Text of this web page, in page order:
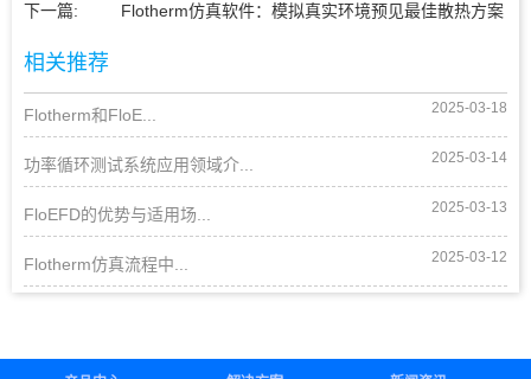
下一篇:
Flotherm仿真软件：模拟真实环境预见最佳散热方案
相关推荐
Flotherm和FloE... 2025-03-18
功率循环测试系统应用领域介... 2025-03-14
FloEFD的优势与适用场... 2025-03-13
Flotherm仿真流程中... 2025-03-12